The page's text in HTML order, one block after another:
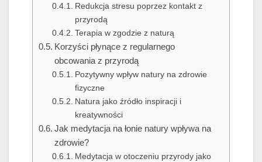
Redukcja stresu poprzez kontakt z
przyrodą
Terapia w zgodzie z naturą
Korzyści płynące z regularnego
obcowania z przyrodą
Pozytywny wpływ natury na zdrowie
fizyczne
Natura jako źródło inspiracji i
kreatywności
Jak medytacja na łonie natury wpływa na
zdrowie?
Medytacja w otoczeniu przyrody jako